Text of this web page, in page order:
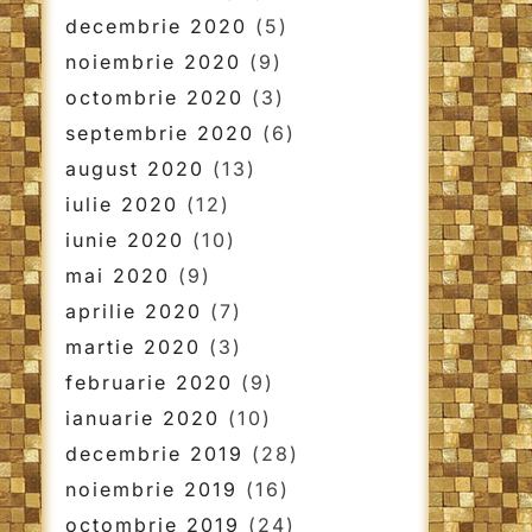
decembrie 2020 (5)
noiembrie 2020 (9)
octombrie 2020 (3)
septembrie 2020 (6)
august 2020 (13)
iulie 2020 (12)
iunie 2020 (10)
mai 2020 (9)
aprilie 2020 (7)
martie 2020 (3)
februarie 2020 (9)
ianuarie 2020 (10)
decembrie 2019 (28)
noiembrie 2019 (16)
octombrie 2019 (24)